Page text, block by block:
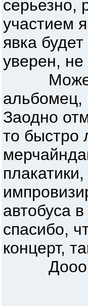
серьезно,
участием
явка
уверен,
Может
альбомец,
Заодно
то быстро
автобуса
спасибо,
концерт,
Дооомо